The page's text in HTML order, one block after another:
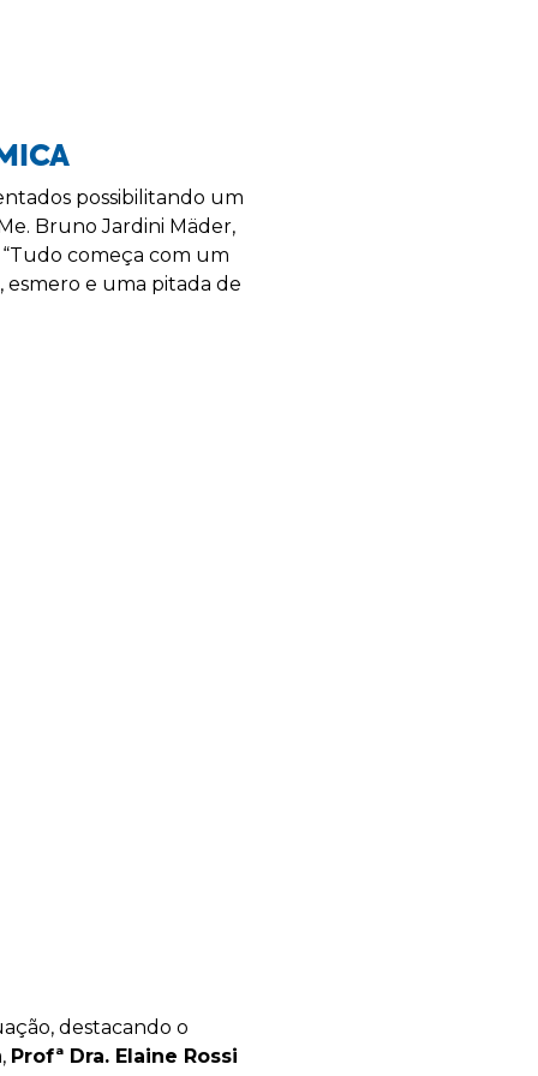
possibilitando um
Bruno Jardini Mäder,
começa com um
esmero e uma pitada de
destacando o
Profª Dra. Elaine Rossi